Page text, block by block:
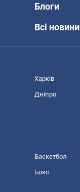
Блоги
Всі новини
Харків
Дніпро
Баскетбол
Бокс